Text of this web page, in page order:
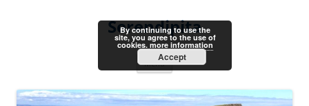
Serendipita
Menu
By continuing to use the
site, you agree to the use of
cookies. more information
Accept